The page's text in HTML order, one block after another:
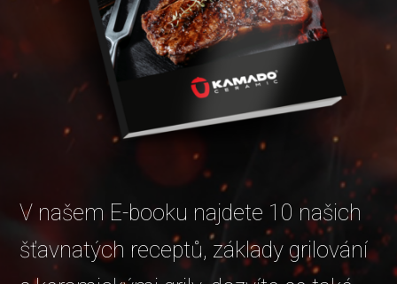
V našem E-booku najdete 10 našich
šťavnatých receptů, základy grilování